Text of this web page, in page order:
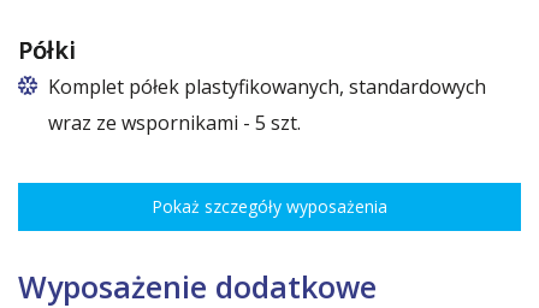
Półki
Komplet półek plastyfikowanych, standardowych
wraz ze wspornikami - 5 szt.
wysokości co 7,5 cm pozwala na optymalne rozmieszczenie różnego
rodzaju towaru.
62,5 cm (50,5 cm x 51 cm),
72,5 cm (60,5 cm x 51 cm),
Pokaż szczegóły wyposażenia
Wyposażenie dodatkowe